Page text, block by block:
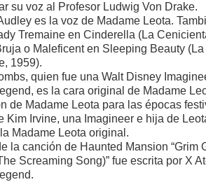
su voz al Profesor Ludwig Von Drake.
es la voz de Madame Leota.
Tremaine en Cinderella (La
o Maleficent en Sleeping Beauty
1959).
quien fue una Walt Disney
es la cara original de Madame
de Madame Leota para las épocas
Kim Irvine, una Imagineer e hija de
Madame Leota original.
la canción de Haunted Mansion “Grim
Screaming Song)” fue escrita por X